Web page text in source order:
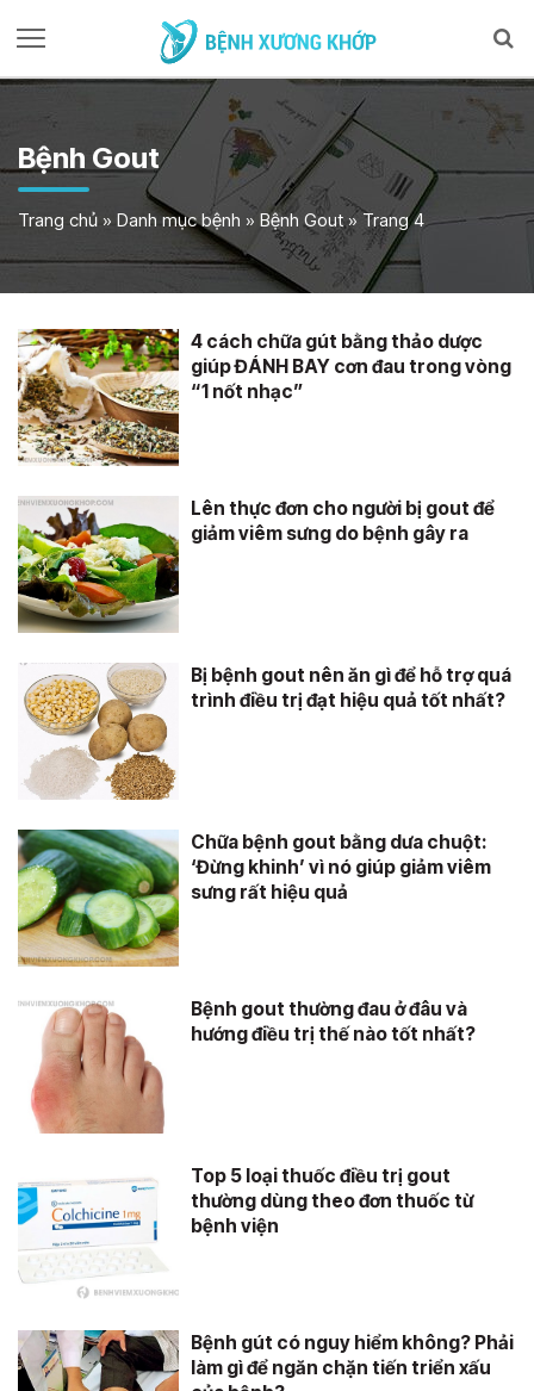
Bệnh Gout
Trang chủ » Danh mục bệnh » Bệnh Gout» Trang 4
4 cách chữa gút bằng thảo dược
giúp ĐÁNH BAY cơn đau trong vòng
“1 nốt nhạc”
Lên thực đơn cho người bị gout để
giảm viêm sưng do bệnh gây ra
Bị bệnh gout nên ăn gì để hỗ trợ quá
trình điều trị đạt hiệu quả tốt nhất?
Chữa bệnh gout bằng dưa chuột:
‘Đừng khinh’ vì nó giúp giảm viêm
sưng rất hiệu quả
Bệnh gout thường đau ở đâu và
hướng điều trị thế nào tốt nhất?
Top 5 loại thuốc điều trị gout
thường dùng theo đơn thuốc từ
bệnh viện
Bệnh gút có nguy hiểm không? Phải
làm gì để ngăn chặn tiến triển xấu